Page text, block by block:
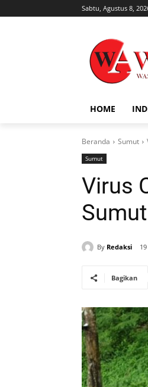
Sabtu, Agustus 8,
HOME
Beranda Sumut
Sumut
Virus
By Redaksi
Bagikan